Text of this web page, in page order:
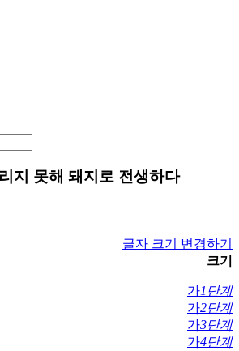
지 못해 돼지로 전생하다
글자 크기 변경하기
크기
가1단계
가2단계
가3단계
가4단계